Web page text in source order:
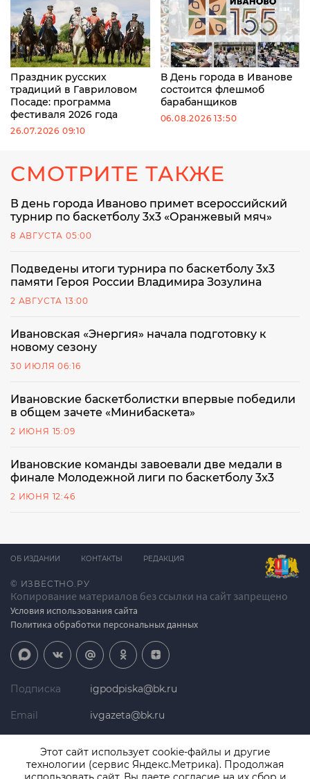
Праздник русских
традиций в Гавриловом
Посаде: программа
фестиваля 2026 года
26.07.2026 09:10
В День города в Иванове
состоится флешмоб
барабанщиков
06.08.2026 13:50
СМОТРИТЕ ТАКЖЕ
В день города Иваново примет всероссийский
турнир по баскетболу 3x3 «Оранжевый мяч»
8 АВГУСТА 05:00
Подведены итоги турнира по баскетболу 3x3
памяти Героя России Владимира Зозулина
2 АВГУСТА 13:00
Ивановская «Энергия» начала подготовку к
новому сезону
30 ИЮЛЯ 06:16
Ивановские баскетболистки впервые победили
в общем зачете «Минибаскета»
2 ИЮНЯ 15:09
Ивановские команды завоевали две медали в
финале Молодежной лиги по баскетболу 3x3
2 ИЮНЯ 12:46
© ИЗВЕСТНО.РУ
Копирование материалов без ссылки на сайт запрещено
Условия использования сайта
Политика обработки персональных данных
ОБ ИЗДАНИИ КОНТАКТЫ РЕДАКЦИЯ
Подписка igpodpiska@bk.ru
Email ivgazeta@bk.ru
Телефон +7 (4932) 41-94-81
Этот сайт использует cookie-файлы и другие
технологии (сервис Яндекс.Метрика). Продолжая